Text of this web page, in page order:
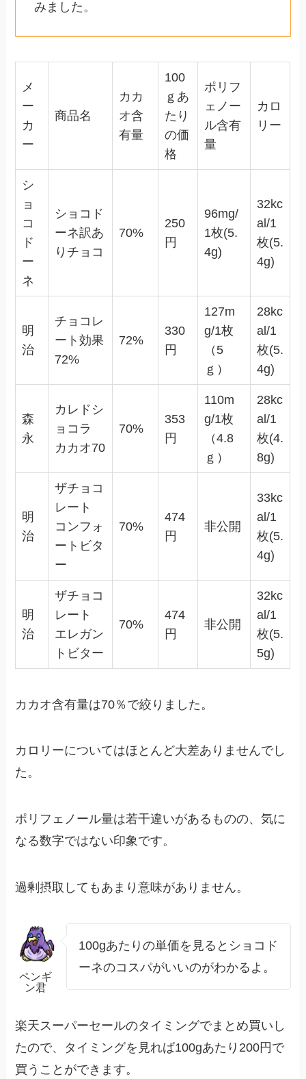
みました。
メ
ー
カ
ー
商品名
カカ
オ含
有量
100
ｇあ
たり
の価
格
ポリフ
ェノー
ル含有
量
カロ
リー
シ
ョ
コ
ド
ー
ネ
ショコド
ーネ訳あ
りチョコ
70%
250
円
96mg/
1枚(5.
4g)
32kc
al/1
枚(5.
4g)
明
治
チョコレ
ート効果
72%
72%
330
円
127m
g/1枚
（5
ｇ）
28kc
al/1
枚(5.
4g)
森
永
カレドシ
ョコラ
カカオ70
70%
353
円
110m
g/1枚
（4.8
ｇ）
28kc
al/1
枚(4.
8g)
明
治
ザチョコ
レート
コンフォ
ートビタ
ー
70%
474
円
非公開
33kc
al/1
枚(5.
4g)
明
治
ザチョコ
レート
エレガン
トビター
70%
474
円
非公開
32kc
al/1
枚(5.
5g)
カカオ含有量は70％で絞りました。
カロリーについてはほとんど大差ありませんでし
た。
ポリフェノール量は若干違いがあるものの、気に
なる数字ではない印象です。
過剰摂取してもあまり意味がありません。
ペンギ
ン君
100gあたりの単価を見るとショコド
ーネのコスパがいいのがわかるよ。
楽天スーパーセールのタイミングでまとめ買いし
たので、タイミングを見れば100gあたり200円で
買うことができます。